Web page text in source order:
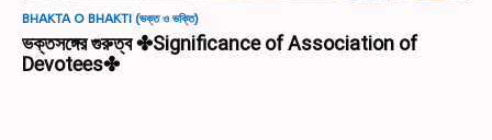
BHAKTA O BHAKTI (ভক্ত ও ভক্তি)
ভক্তসঙ্গের গুরুত্ব ✤Significance of Association of
Devotees✤